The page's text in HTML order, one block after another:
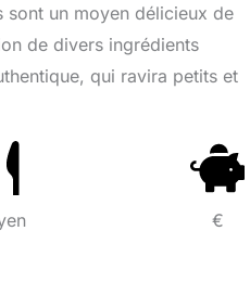
sont un moyen délicieux de
de divers ingrédients
qui ravira petits et
€